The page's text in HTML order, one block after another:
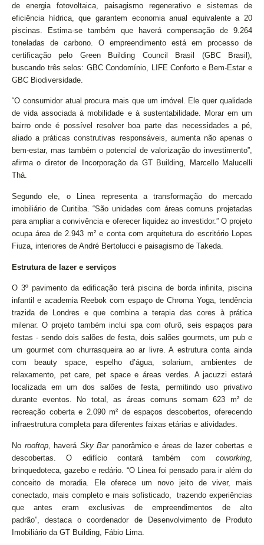
de energia fotovoltaica, paisagismo regenerativo e sistemas de
eficiência hídrica, que garantem economia anual equivalente a 20
piscinas. Estima-se também que haverá compensação de 9.264
toneladas de carbono. O empreendimento está em processo de
certificação pelo Green Building Council Brasil (GBC Brasil),
buscando três selos: GBC Condomínio, LIFE Conforto e Bem-Estar e
GBC Biodiversidade.
“O consumidor atual procura mais que um imóvel. Ele quer qualidade
de vida associada à mobilidade e à sustentabilidade. Morar em um
bairro onde é possível resolver boa parte das necessidades a pé,
aliado a práticas construtivas responsáveis, aumenta não apenas o
bem-estar, mas também o potencial de valorização do investimento”,
afirma o diretor de Incorporação da GT Building, Marcello Malucelli
Thá.
Segundo ele, o Linea representa a transformação do mercado
imobiliário de Curitiba. “São unidades com áreas comuns projetadas
para ampliar a convivência e oferecer liquidez ao investidor.” O projeto
ocupa área de 2.943 m² e conta com arquitetura do escritório Lopes
Fiuza, interiores de André Bertolucci e paisagismo de Takeda.
Estrutura de lazer e serviços
O 3º pavimento da edificação terá piscina de borda infinita, piscina
infantil e academia Reebok com espaço de Chroma Yoga, tendência
trazida de Londres e que combina a terapia das cores à prática
milenar. O projeto também inclui spa com ofurô, seis espaços para
festas - sendo dois salões de festa, dois salões gourmets, um pub e
um gourmet com churrasqueira ao ar livre. A estrutura conta ainda
com beauty space, espelho d’água, solarium, ambientes de
relaxamento, pet care, pet space e áreas verdes. A jacuzzi estará
localizada em um dos salões de festa, permitindo uso privativo
durante eventos. No total, as áreas comuns somam 623 m² de
recreação coberta e 2.090 m² de espaços descobertos, oferecendo
infraestrutura completa para diferentes faixas etárias e atividades.
No rooftop, haverá Sky Barpanorâmico e áreas de lazer cobertas e
descobertas. O edifício contará também com coworking
brinquedoteca, gazebo e redário. “O Linea foi pensado para ir além do
conceito de moradia. Ele oferece um novo jeito de viver, mais
conectado, mais completo e mais sofisticado, trazendo experiências
que antes eram exclusivas de empreendimentos de alto
padrão”, destaca o coordenador de Desenvolvimento de Produto
Imobiliário da GT Building, Fábio Lima.